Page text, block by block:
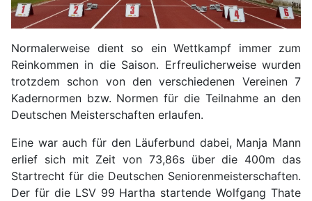
Normalerweise dient so ein Wettkampf immer zum
Reinkommen in die Saison. Erfreulicherweise wurden
trotzdem schon von den verschiedenen Vereinen 7
Kadernormen bzw. Normen für die Teilnahme an den
Deutschen Meisterschaften erlaufen.
Eine war auch für den Läuferbund dabei, Manja Mann
erlief sich mit Zeit von 73,86s über die 400m das
Startrecht für die Deutschen Seniorenmeisterschaften.
Der für die LSV 99 Hartha startende Wolfgang Thate